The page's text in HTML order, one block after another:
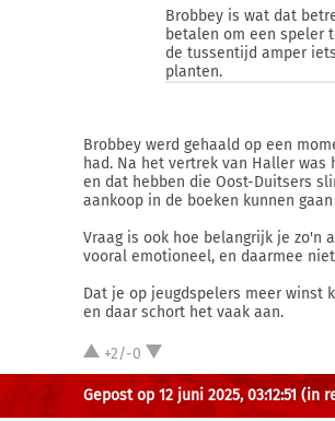
Brobbey is wat dat
betalen om een speler
de tussentijd amper
planten.
Brobbey werd gehaald op een
had. Na het vertrek van Haller
en dat hebben die Oost-Duitsers
aankoop in de boeken kunnen
Vraag is ook hoe belangrijk je zo'n
vooral emotioneel, en daarmee
Dat je op jeugdspelers meer winst
en daar schort het vaak aan.
+2/-0
Gepost op 12 juni 2025, 03:12:51 (in